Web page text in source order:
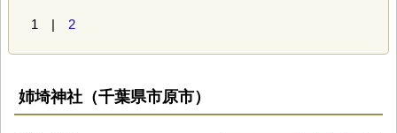
1 | 2
姉埼神社（千葉県市原市）